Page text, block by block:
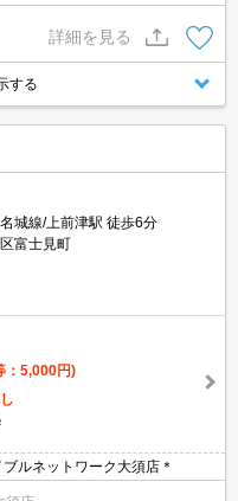
す♪
詳細を見る
する
城線/上前津駅 徒歩6分
富士見町
：5,000円)
ルネットワーク大須店＊